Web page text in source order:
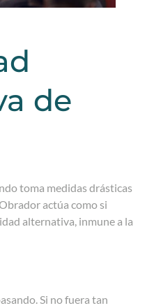
de
toma medidas drásticas
actúa como si
alternativa, inmune a la
Si no fuera tan